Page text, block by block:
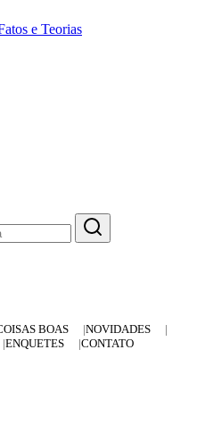
e Teorias
BOAS
NOVIDADES
ENQUETES CONTATO